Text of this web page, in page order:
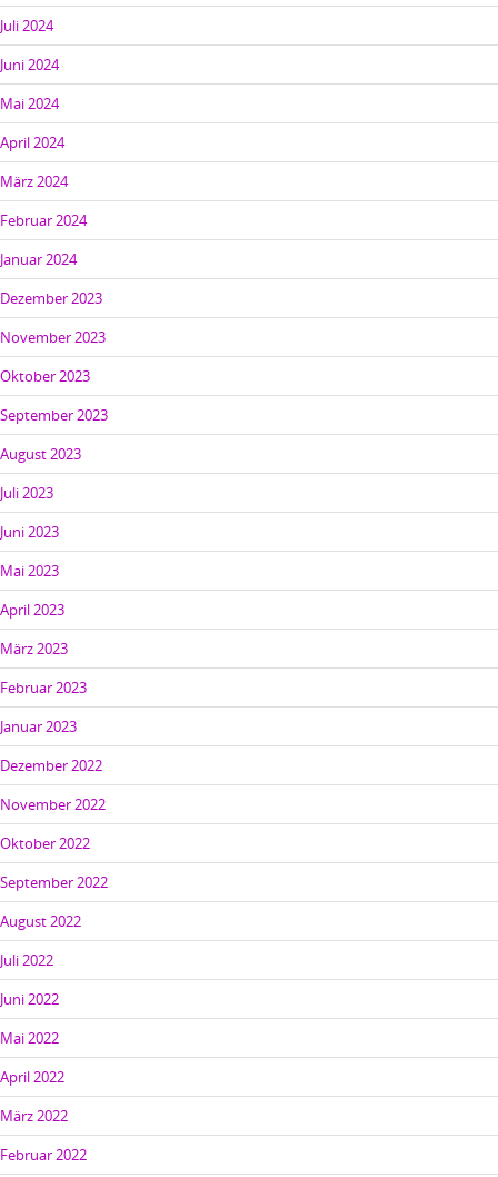
Juli 2024
Juni 2024
Mai 2024
April 2024
März 2024
Februar 2024
Januar 2024
Dezember 2023
November 2023
Oktober 2023
September 2023
August 2023
Juli 2023
Juni 2023
Mai 2023
April 2023
März 2023
Februar 2023
Januar 2023
Dezember 2022
November 2022
Oktober 2022
September 2022
August 2022
Juli 2022
Juni 2022
Mai 2022
April 2022
März 2022
Februar 2022